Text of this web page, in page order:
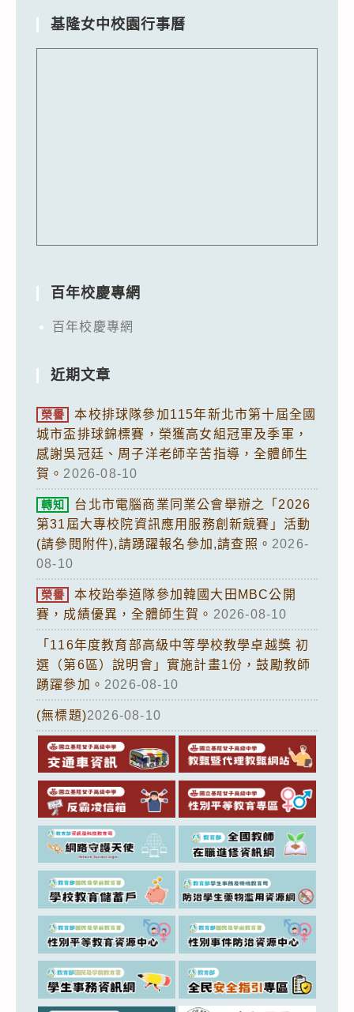
基隆女中校園行事曆
百年校慶專網
百年校慶專網
近期文章
榮譽
本校排球隊參加115年新北市第十屆全國
城市盃排球錦標賽，榮獲高女組冠軍及季軍，
感謝吳冠廷、周子洋老師辛苦指導，全體師生
賀。 2026-08-10
轉知
台北市電腦商業同業公會舉辦之「2026
第31屆大專校院資訊應用服務創新競賽」活動
(請參閱附件),請踴躍報名參加,請查照。 2026-
08-10
榮譽
本校跆拳道隊參加韓國大田MBC公開
賽，成績優異，全體師生賀。 2026-08-10
「116年度教育部高級中等學校教學卓越獎 初
選（第6區）說明會」實施計畫1份，鼓勵教師
踴躍參加。 2026-08-10
(無標題)2026-08-10